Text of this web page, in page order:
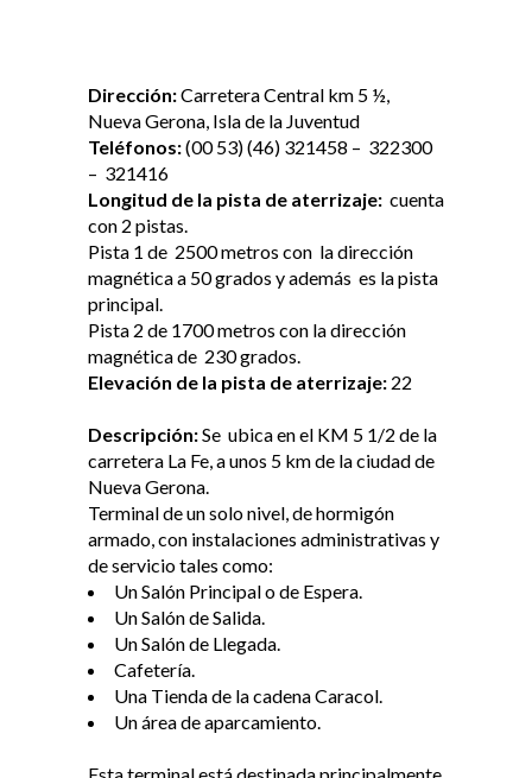
Dirección:Carretera Central km 5 ½,
Nueva Gerona, Isla de la Juventud
Teléfonos:(00 53) (46) 321458 – 322300
– 321416
Longitud de la pista de aterrizaje: cuenta
con 2 pistas.
Pista 1 de 2500 metros con la dirección
magnética a 50 grados y además es la pista
principal.
Pista 2 de 1700 metros con la dirección
magnética de 230 grados.
Elevación de la pista de aterrizaje: 22
Descripción:Se ubica en el KM 5 1/2 de la
carretera La Fe, a unos 5 km de la ciudad de
Nueva Gerona.
Terminal de un solo nivel, de hormigón
armado, con instalaciones administrativas y
de servicio tales como:
Un Salón Principal o de Espera.
Un Salón de Salida.
Un Salón de Llegada.
Cafetería.
Una Tienda de la cadena Caracol.
Un área de aparcamiento.
Esta terminal está destinada principalmente